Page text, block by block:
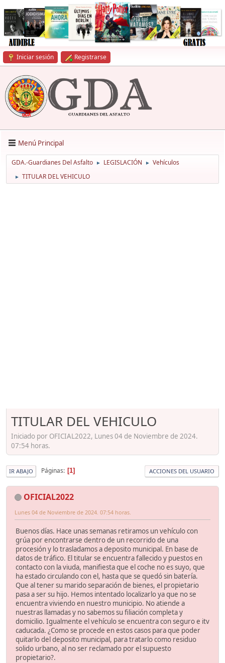
Iniciar sesión Registrarse
Menú Principal
GDA.-Guardianes Del Asfalto ► LEGISLACIÓN ► Vehículos
► TITULAR DEL VEHICULO
TITULAR DEL VEHICULO
Iniciado por OFICIAL2022, Lunes 04 de Noviembre de 2024.
07:54 horas.
IR ABAJO Páginas 1 ACCIONES DEL USUARIO
OFICIAL2022
Lunes 04 de Noviembre de 2024. 07:54 horas.
Buenos días. Hace unas semanas retiramos un vehículo con
grúa por encontrarse dentro de un recorrido de una
procesión y lo trasladamos a deposito municipal. En base de
datos de tráfico. El titular se encuentra fallecido y puestos en
contacto con la viuda, manifiesta que el coche no es suyo, que
ha estado circulando con el, hasta que se quedó sin batería.
Que al tener su marido separación de bienes, el propietario
pasa a ser su hijo. Hemos intentado localizarlo ya que no se
encuentra viviendo en nuestro municipio. No atiende a
nuestras llamadas y no sabemos su filiación completa y
domicilio. Igualmente el vehículo se encuentra con seguro e itv
caducada. ¿Como se procede en estos casos para que poder
quitarlo del deposito municipal, para tratarlo como residuo
solido urbano, al no ser reclamado por el supuesto
propietario?.